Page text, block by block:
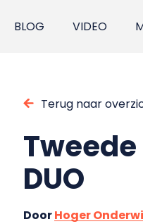
BLOG VIDEO
Terug naar
DUO
DoorHoger